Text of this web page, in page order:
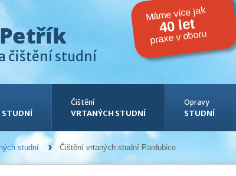
Máme více jak
40 let
praxe v oboru
čištění studní
STUDNÍ
Čištění
VRTANÝCH STUDNÍ
Opravy
STUDNÍ
studní Čištění vrtaných studní Pardubice